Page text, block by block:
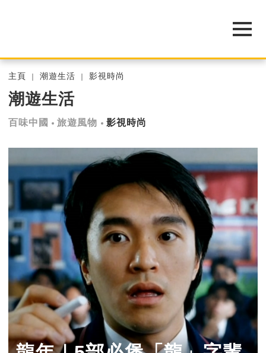
主頁 潮遊生活 影視時尚
潮遊生活
百味中國 旅遊風物 影視時尚